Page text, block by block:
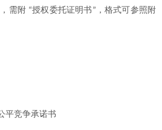
需附 “授权委托证明书 ” ，格式可参照附
平竞争承诺书